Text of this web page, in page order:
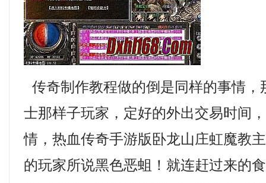
传奇制作教程做的倒是同样的事情，
士那样子玩家，定好的外出交易时间
情，热血传奇手游版卧龙山庄虹魔教
的玩家所说黑色恶蛆！就连赶过来的